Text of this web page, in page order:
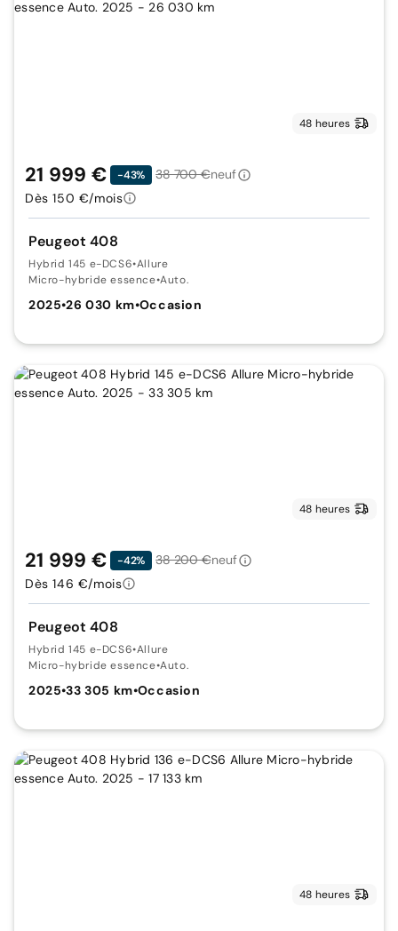
48 heures
Peugeot 408
Hybrid 145 e-DCS6•Allure
Micro-hybride essence•Auto.
2025•26 030 km•Occasion
21 999 € -43% 38 700 €neuf
Dès 150 €/mois
48 heures
Peugeot 408
Hybrid 145 e-DCS6•Allure
Micro-hybride essence•Auto.
2025•33 305 km•Occasion
21 999 € -42% 38 200 €neuf
Dès 146 €/mois
48 heures